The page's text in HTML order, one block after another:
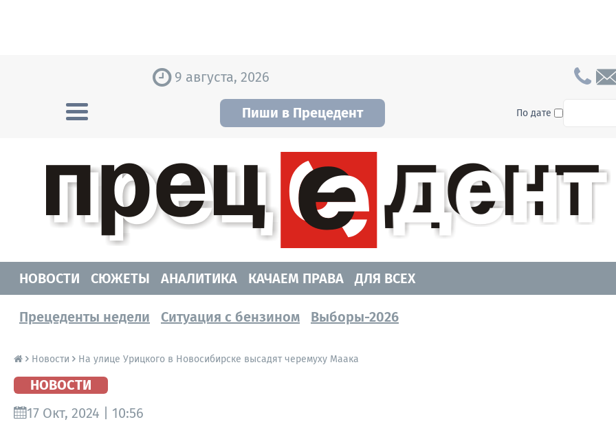
9 августа, 2026
Пиши в Прецедент По дате
НОВОСТИ
СЮЖЕТЫ АНАЛИТИКА КАЧАЕМ ПРАВА ДЛЯ ВСЕХ
Прецеденты недели Ситуация с бензином Выборы-2026
Новости На улице Урицкого в Новосибирске высадят черемуху Маака
НОВОСТИ
17 Окт, 2024 | 10:56